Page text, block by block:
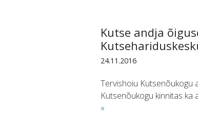
Kutse andja
24.11.2016
Tervishoiu Kutsenõukogu
Kutsenõukogu kinnitas ka
»